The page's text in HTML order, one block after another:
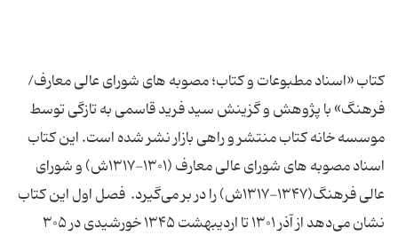
کتاب «اسناد مطبوعات و کتاب؛ مصوبه های شورای عالی معارف/
فرهنگ» با پژوهش و گزینش سید فرید قاسمی به تازگی توسط
موسسه خانه کتاب منتشر و راهی بازار نشر شده است. این کتاب
اسناد مصوبه های شورای عالی معارف (۱۳۰۱-۱۳۱۷ش) و شورای
عالی فرهنگ(۱۳۴۷-۱۳۱۷ش) را در بر می‌گیرد. فصل اول این کتاب
نشان می‌دهد از آذر ۱۳۰۱ تا اردیبهشت ۱۳۴۵ خورشیدی در ۳۰۵